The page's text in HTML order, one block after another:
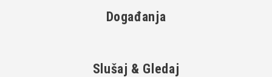
Događanja
Slušaj & Gledaj